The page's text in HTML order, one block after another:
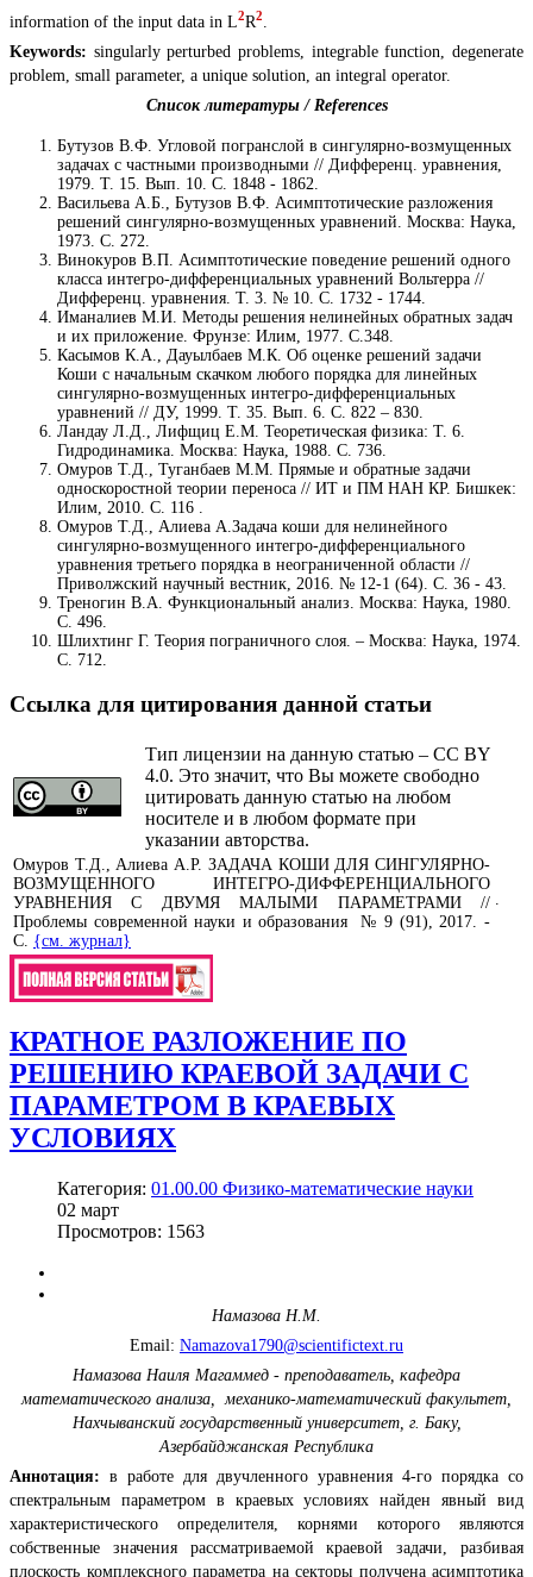
information of the input data in L2R2
Keywords: singularly perturbed problems, integrable function, degenerate
problem, small parameter, a unique solution, an integral operator.
Список литературы / References
Бутузов В.Ф. Угловой погранслой в сингулярно-возмущенных
задачах с частными производными // Дифференц. уравнения,
1979. Т. 15. Вып. 10. С. 1848 - 1862.
Васильева А.Б., Бутузов В.Ф. Асимптотические разложения
решений сингулярно-возмущенных уравнений. Москва: Наука,
1973. С. 272.
Винокуров В.П. Асимптотические поведение решений одного
класса интегро-дифференциальных уравнений Вольтерра //
Дифференц. уравнения. Т. 3. № 10. С. 1732 - 1744.
Иманалиев М.И. Методы решения нелинейных обратных задач
и их приложение. Фрунзе: Илим, 1977. С.348.
Касымов К.А., Дауылбаев М.К. Об оценке решений задачи
Коши с начальным скачком любого порядка для линейных
сингулярно-возмущенных интегро-дифференциальных
уравнений // ДУ, 1999. Т. 35. Вып. 6. С. 822 – 830.
Ландау Л.Д., Лифщиц Е.М. Теоретическая физика: Т. 6.
Гидродинамика. Москва: Наука, 1988. С. 736.
Омуров Т.Д., Туганбаев М.М. Прямые и обратные задачи
односкоростной теории переноса // ИТ и ПМ НАН КР. Бишкек:
Илим, 2010. С. 116 .
Омуров Т.Д., Алиева А.Задача коши для нелинейного
сингулярно-возмущенного интегро-дифференциального
уравнения третьего порядка в неограниченной области //
Приволжский научный вестник, 2016. № 12-1 (64). С. 36 - 43.
Треногин В.А. Функциональный анализ. Москва: Наука, 1980.
С. 496.
Шлихтинг Г. Теория пограничного слоя. – Москва: Наука, 1974.
С. 712.
Ссылка для цитирования данной статьи
Тип лицензии на данную статью – CC BY
4.0. Это значит, что Вы можете свободно
цитировать данную статью на любом
носителе и в любом формате при
указании авторства.
Омуров Т.Д., Алиева А.Р. ЗАДАЧА КОШИ ДЛЯ СИНГУЛЯРНО-
ВОЗМУЩЕННОГО ИНТЕГРО-ДИФФЕРЕНЦИАЛЬНОГО
УРАВНЕНИЯ С ДВУМЯ МАЛЫМИ ПАРАМЕТРАМИ //
Проблемы современной науки и образования № 9 (91), 2017. -
С. {см. журнал}
.
КРАТНОЕ РАЗЛОЖЕНИЕ ПО
РЕШЕНИЮ КРАЕВОЙ ЗАДАЧИ С
ПАРАМЕТРОМ В КРАЕВЫХ
УСЛОВИЯХ
Категория: 01.00.00 Физико-математические науки
02 март
Просмотров: 1563
Намазова Н.М.
Email: Namazova1790@scientifictext.ru
Намазова Наиля Магаммед - преподаватель, кафедра
математического анализа, механико-математический факультет,
Нахчыванский государственный университет, г. Баку,
Азербайджанская Республика
Аннотация: в работе для двучленного уравнения 4-го порядка cо
спектральным параметром в краевых условиях найден явный вид
характеристического определителя, корнями которого являются
собственные значения рассматриваемой краевой задачи, разбивая
плоскость комплексного параметра на секторы получена асимптотика